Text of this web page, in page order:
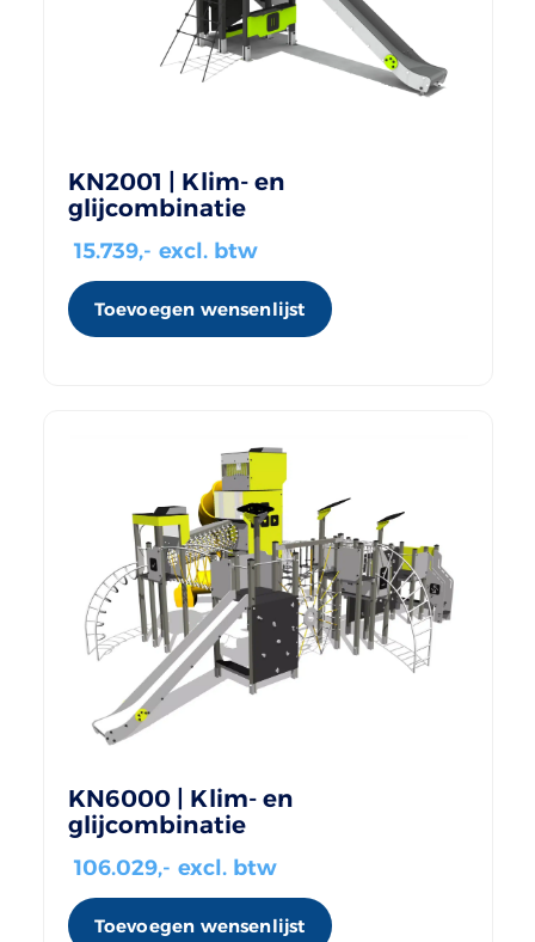
KN2001 | Klim- en
glijcombinatie
15.739,- excl. btw
Toevoegen wensenlijst
KN6000 | Klim- en
glijcombinatie
106.029,- excl. btw
Toevoegen wensenlijst